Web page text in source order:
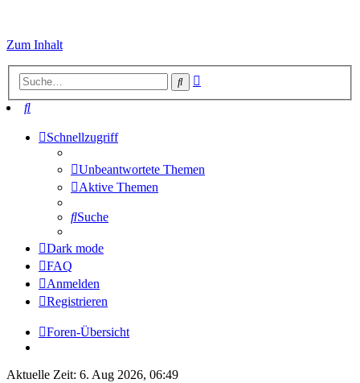
Zum Inhalt
Suche
Suche
Schnellzugriff
Unbeantwortete Themen
Aktive Themen
Suche
Dark mode
FAQ
Anmelden
Registrieren
Foren-Übersicht
Aktuelle Zeit: 6. Aug 2026, 06:49